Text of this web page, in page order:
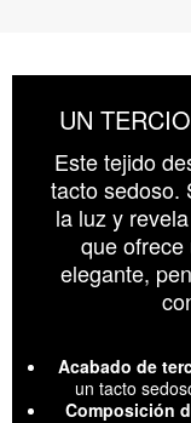
UN
Este tejido
tacto sedoso.
la luz y
que
elegante,
Acabado de
un tacto
Composición